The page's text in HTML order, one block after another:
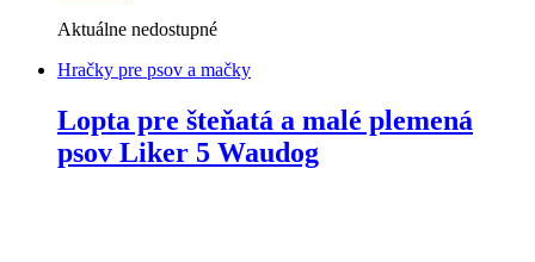
Aktuálne nedostupné
Hračky pre psov a mačky
Lopta pre šteňatá a malé plemená
psov Liker 5 Waudog